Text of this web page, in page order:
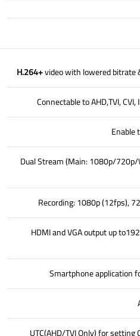
H.264+video with lowered bitrate
Connectable to AHD,TVI,
Enable
Dual Stream (Main: 1080p/720p/
Recording: 1080p (12fps),
HDMI and VGA output up
Smartphone application